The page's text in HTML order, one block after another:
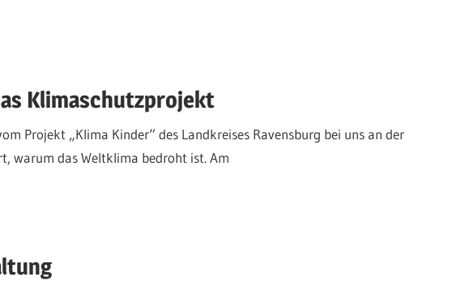
Klimaschutzprojekt
Projekt „Klima Kinder“ des Landkreises Ravensburg bei uns an der
warum das Weltklima bedroht ist. Am